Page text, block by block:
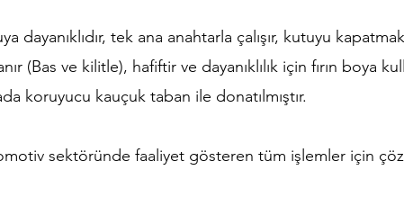
dayanıklıdır, tek ana anahtarla çalışır, kutuyu
(Bas ve kilitle), hafiftir ve dayanıklılık için fırın boya
koruyucu kauçuk taban ile donatılmıştır.
sektöründe faaliyet gösteren tüm işlemler için